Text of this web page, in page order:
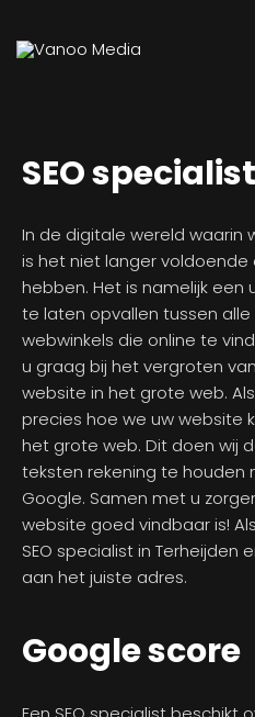
SEO
In de digitale wereld waarin
is het niet langer
hebben. Het is namelijk
te laten opvallen tussen
webwinkels die online te
u graag bij het vergroten
website in het grote web.
precies hoe we uw website
het grote web. Dit doen wij
teksten rekening te houden
Google. Samen met u
website goed vindbaar is!
SEO specialist in Terheijden
aan het juiste adres.
Google score